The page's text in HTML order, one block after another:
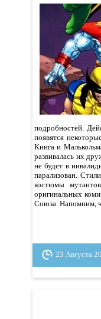
подробностей.
появятся
Кинга и
развивалась их
не будет в
парализован.
костюмы
оригинальных
Союза. Напомним,
23 Августа